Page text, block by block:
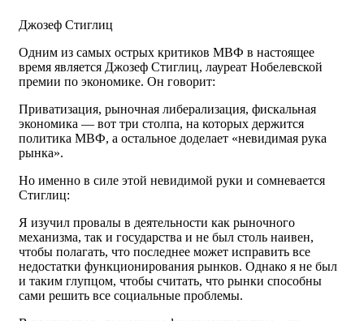
Джозеф Стиглиц
Одним из самых острых критиков МВФ в настоящее
время является Джозеф Стиглиц, лауреат Нобелевской
премии по экономике. Он говорит:
Приватизация, рыночная либерализация, фискальная
экономика — вот три столпа, на которых держится
политика МВФ, а остальное доделает «невидимая рука
рынка».
Но именно в силе этой невидимой руки и сомневается
Стиглиц:
Я изучил провалы в деятельности как рыночного
механизма, так и государства и не был столь наивен,
чтобы полагать, что последнее может исправить все
недостатки функционирования рынков. Однако я не был
и таким глупцом, чтобы считать, что рынки способны
сами решить все социальные проблемы.